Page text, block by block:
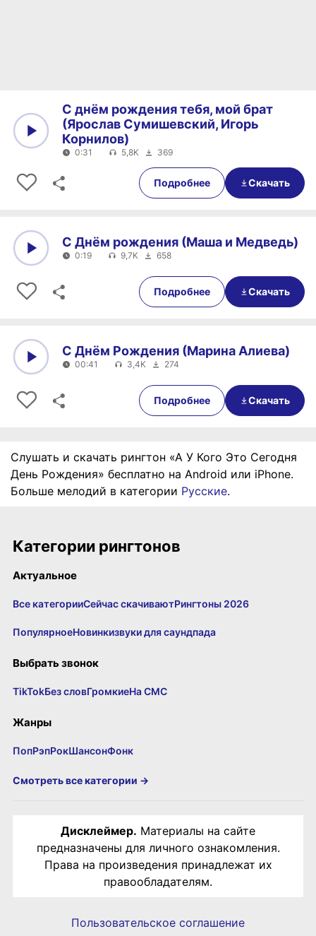
0:31
С днём рождения тебя, мой брат
(Ярослав Сумишевский, Игорь
Корнилов)
0:31 5,8K 369
Подробнее Скачать
0:19
С Днём рождения (Маша и Медведь)
0:19 9,7K 658
Подробнее Скачать
00:41
С Днём Рождения (Марина Алиева)
00:41 3,4K 274
Подробнее Скачать
Слушать и скачать рингтон «А У Кого Это Сегодня
День Рождения» бесплатно на Android или iPhone.
Больше мелодий в категории Русские.
Категории рингтонов
Актуальное
Все категорииСейчас скачиваютРингтоны 2026
ПопулярноеНовинкизвуки для саундпада
Выбрать звонок
TikTokБез словГромкиеНа СМС
Жанры
ПопРэпРокШансонФонк
Смотреть все категории →
Дисклеймер. Материалы на сайте
предназначены для личного ознакомления.
Права на произведения принадлежат их
правообладателям.
Пользовательское соглашение